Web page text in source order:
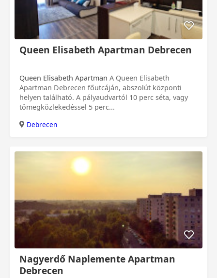
Queen Elisabeth Apartman Debrecen
Queen Elisabeth Apartman
Apartman Debrecen főutcáján, abszolút központi
helyen található. A pályaudvartól 10 perc séta, vagy
tömegközlekedéssel 5 perc...
Debrecen
Nagyerdő Naplemente Apartman
Debrecen